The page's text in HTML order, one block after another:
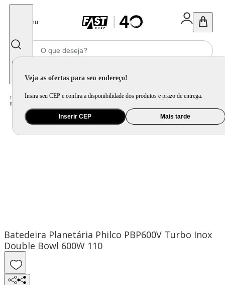
Menu
Veja as ofertas para seu endereço!
Insira seu CEP e confira a disponibilidade dos produtos e prazo de entrega.
Inserir CEP Mais tarde
Home Eletroportátil / Preparo de Alimento / Batedeira /
Batedeira Planetária Philco PBP600V Turbo Inox Double Bowl 600W
Batedeira Planetária Philco PBP600V Turbo Inox
Double Bowl 600W 110